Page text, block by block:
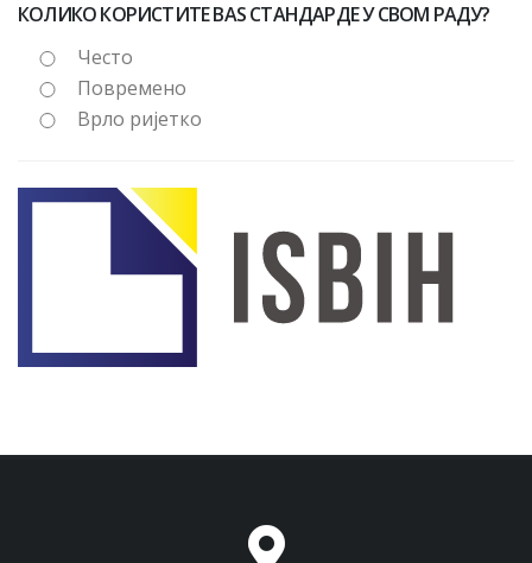
КОЛИКО КОРИСТИТЕ BAS СТАНДАРДЕ У СВОМ РАДУ?
Често
Повремено
Врло ријетко